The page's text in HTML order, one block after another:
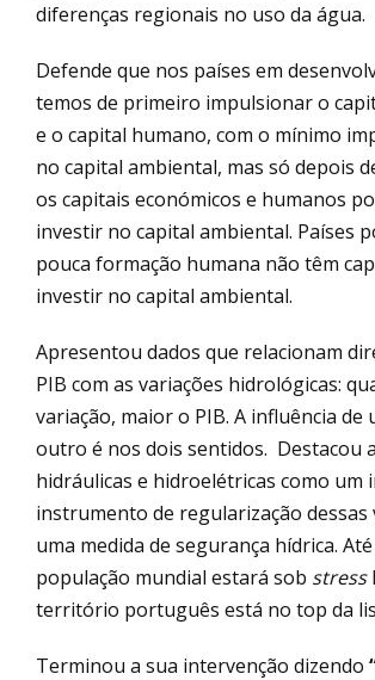
diferenças regionais no uso da água.
Defende que nos países em
temos de primeiro impulsionar o
e o capital humano, com o mínimo
no capital ambiental, mas só depois
os capitais económicos e humanos
investir no capital ambiental. Países
pouca formação humana não têm
investir no capital ambiental.
Apresentou dados que relacionam
PIB com as variações hidrológicas:
variação, maior o PIB. A influência de
outro é nos dois sentidos. Destacou
hidráulicas e hidroelétricas como um
instrumento de regularização dessas
uma medida de segurança hídrica.
população mundial estará sob stress
território português está no top da
Terminou a sua intervenção dizendo